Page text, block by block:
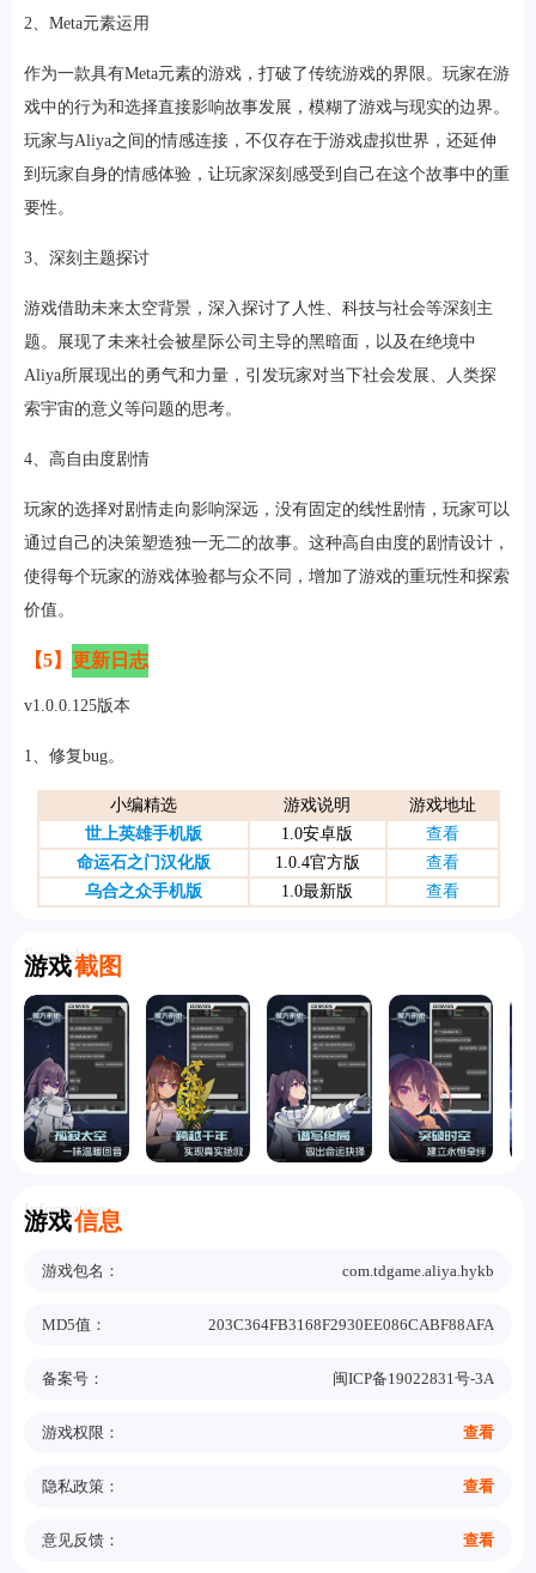
2、Meta元素运用
作为一款具有Meta元素的游戏，打破了传统游戏的界限。玩家在游
戏中的行为和选择直接影响故事发展，模糊了游戏与现实的边界。
玩家与Aliya之间的情感连接，不仅存在于游戏虚拟世界，还延伸
到玩家自身的情感体验，让玩家深刻感受到自己在这个故事中的重
要性。
3、深刻主题探讨
游戏借助未来太空背景，深入探讨了人性、科技与社会等深刻主
题。展现了未来社会被星际公司主导的黑暗面，以及在绝境中
Aliya所展现出的勇气和力量，引发玩家对当下社会发展、人类探
索宇宙的意义等问题的思考。
4、高自由度剧情
玩家的选择对剧情走向影响深远，没有固定的线性剧情，玩家可以
通过自己的决策塑造独一无二的故事。这种高自由度的剧情设计，
使得每个玩家的游戏体验都与众不同，增加了游戏的重玩性和探索
价值。
【5】 更新日志
v1.0.0.125版本
1、修复bug。
小编精选 游戏说明
游戏地址
世上英雄手机版
1.0安卓版
查看
命运石之门汉化版
1.0.4官方版
查看
乌合之众手机版
1.0最新版 查看
游戏截图
Screenshot
游戏信息
Information
游戏包名： com.tdgame.aliya.hykb
MD5值： 203C364FB3168F2930EE086CABF88AFA
备案号： 闽ICP备19022831号-3A
游戏权限： 查看
隐私政策： 查看
意见反馈： 查看